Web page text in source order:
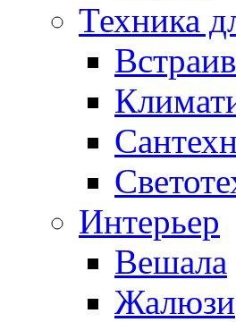
Техника
Интерьер
Вешала
Жалюзи